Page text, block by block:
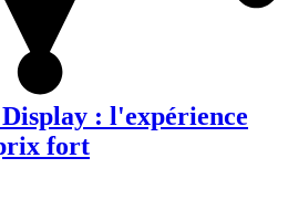
: l'expérience
fort